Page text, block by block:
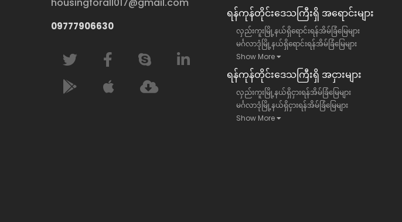
09777906630
ရန်​ကုန်တိုင်းဒေသကြီး​ရှိ အရောင်းများ
လှည်းကူးမြို့နယ်ရှိရောင်းရန်အိမ်ခြံမြေများ
မင်္ဂလာဒုံမြို့နယ်ရှိရောင်းရန်အိမ်ခြံမြေများ
Show More
ရန်​ကုန်တိုင်းဒေသကြီး​ရှိ အငှားများ
လှည်းကူးမြို့နယ်ရှိငှားရန်အိမ်ခြံမြေများ
မင်္ဂလာဒုံမြို့နယ်ရှိငှားရန်အိမ်ခြံမြေများ
Show More